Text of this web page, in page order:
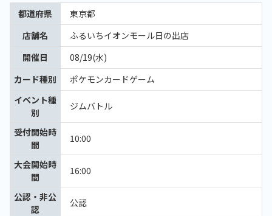
都道府県
東京都
店舗名
ふるいちイオンモール日の出店
開催日
08/19(水)
カード種別
ポケモンカードゲーム
イベント種
別
ジムバトル
受付開始時
間
10:00
大会開始時
間
16:00
公認・非公
認
公認